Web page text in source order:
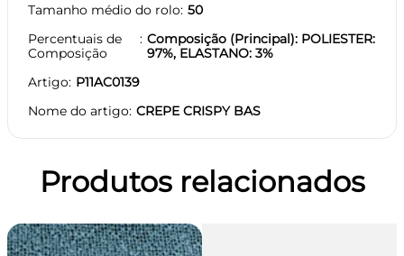
Tamanho médio do rolo 50
Percentuais de
Composição
Composição (Principal): POLIESTER:
97%, ELASTANO: 3%
Artigo P11AC0139
Nome do artigo CREPE CRISPY BAS
Produtos relacionados